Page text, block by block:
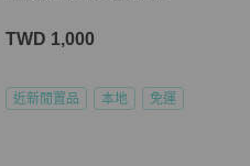
TWD 1,000
近新閒置品 本地 免運